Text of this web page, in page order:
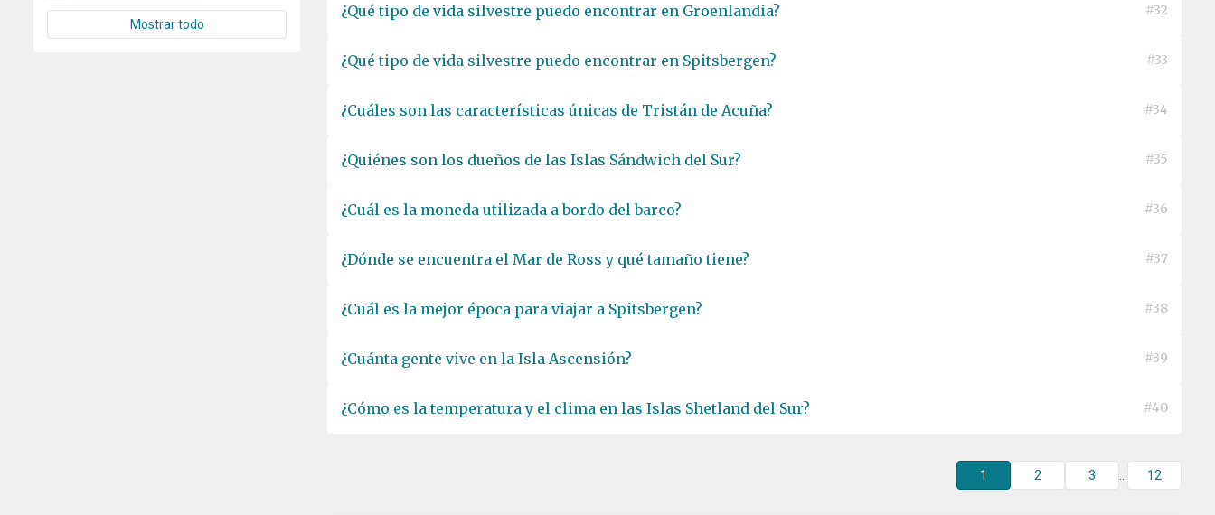
Mostrar todo
¿Qué tipo de vida silvestre puedo encontrar en Groenlandia? #32
¿Qué tipo de vida silvestre puedo encontrar en Spitsbergen? #33
¿Cuáles son las características únicas de Tristán de Acuña? #34
¿Quiénes son los dueños de las Islas Sándwich del Sur? #35
¿Cuál es la moneda utilizada a bordo del barco? #36
¿Dónde se encuentra el Mar de Ross y qué tamaño tiene? #37
¿Cuál es la mejor época para viajar a Spitsbergen? #38
¿Cuánta gente vive en la Isla Ascensión? #39
¿Cómo es la temperatura y el clima en las Islas Shetland del Sur? #40
1 2 3 12